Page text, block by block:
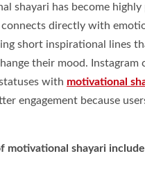
shayari has become highly
connects directly with
short inspirational lines
their mood. Instagram
with motivational
engagement because
motivational shayari